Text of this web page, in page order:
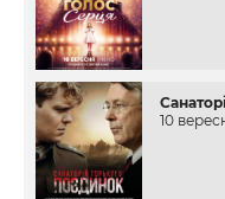
10